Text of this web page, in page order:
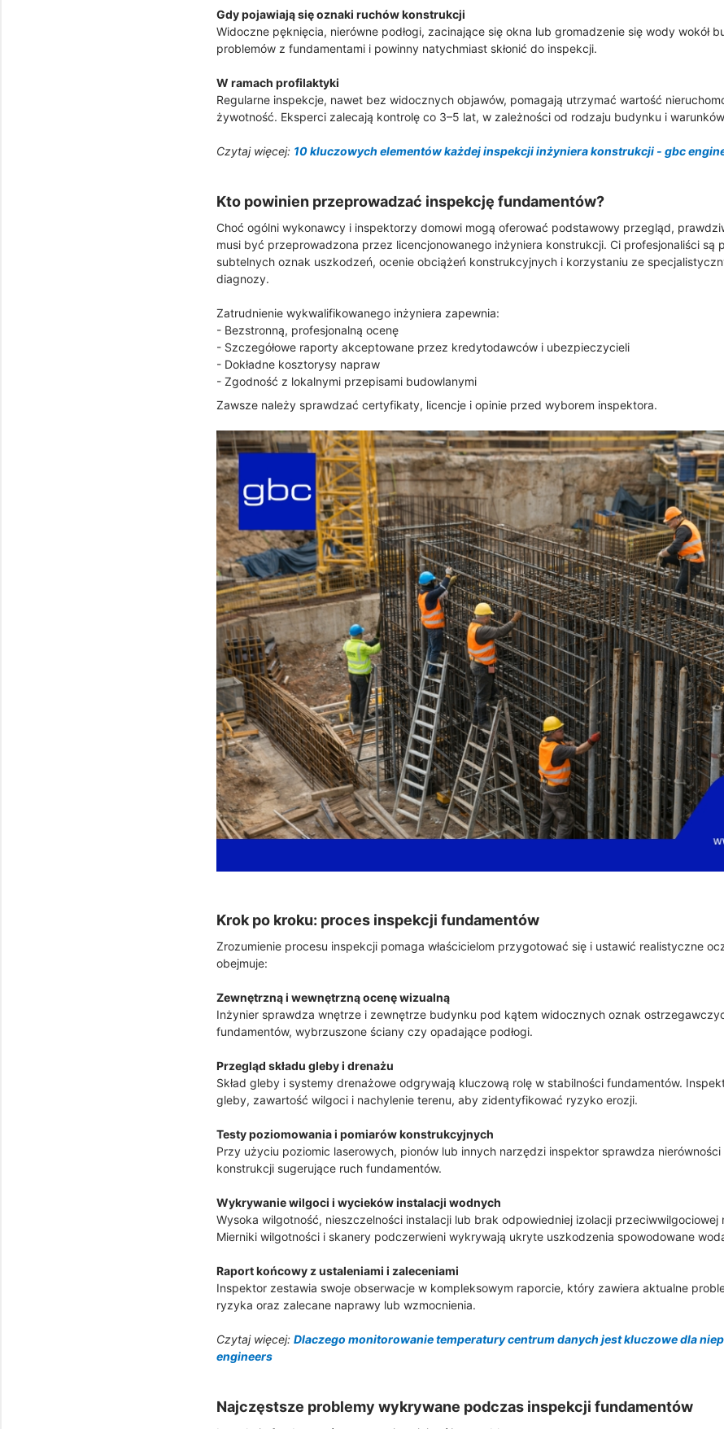
Gdy pojawiają się oznaki ruchów konstrukcji
Widoczne pęknięcia, nierówne podłogi, zacinające się okna lub gromadzenie się wody wokół
problemów z fundamentami i powinny natychmiast skłonić do inspekcji.
W ramach profilaktyki
Regularne inspekcje, nawet bez widocznych objawów, pomagają utrzymać wartość
żywotność. Eksperci zalecają kontrolę co 3–5 lat, w zależności od rodzaju budynku i
Czytaj więcej: 10 kluczowych elementów każdej inspekcji inżyniera konstrukcji - gbc
Kto powinien przeprowadzać inspekcję fundamentów?
Choć ogólni wykonawcy i inspektorzy domowi mogą oferować podstawowy przegląd,
musi być przeprowadzona przez licencjonowanego inżyniera konstrukcji. Ci profesjonaliści są
subtelnych oznak uszkodzeń, ocenie obciążeń konstrukcyjnych i korzystaniu ze
diagnozy.
Zatrudnienie wykwalifikowanego inżyniera zapewnia:
- Bezstronną, profesjonalną ocenę
- Szczegółowe raporty akceptowane przez kredytodawców i ubezpieczycieli
- Dokładne kosztorysy napraw
- Zgodność z lokalnymi przepisami budowlanymi
Zawsze należy sprawdzać certyfikaty, licencje i opinie przed wyborem inspektora.
Krok po kroku: proces inspekcji fundamentów
Zrozumienie procesu inspekcji pomaga właścicielom przygotować się i ustawić realistyczne
obejmuje:
Zewnętrzną i wewnętrzną ocenę wizualną
Inżynier sprawdza wnętrze i zewnętrze budynku pod kątem widocznych oznak
fundamentów, wybrzuszone ściany czy opadające podłogi.
Przegląd składu gleby i drenażu
Skład gleby i systemy drenażowe odgrywają kluczową rolę w stabilności fundamentów.
gleby, zawartość wilgoci i nachylenie terenu, aby zidentyfikować ryzyko erozji.
Testy poziomowania i pomiarów konstrukcyjnych
Przy użyciu poziomic laserowych, pionów lub innych narzędzi inspektor sprawdza nierówności
konstrukcji sugerujące ruch fundamentów.
Wykrywanie wilgoci i wycieków instalacji wodnych
Wysoka wilgotność, nieszczelności instalacji lub brak odpowiedniej izolacji przeciwwilgociowej
Mierniki wilgotności i skanery podczerwieni wykrywają ukryte uszkodzenia spowodowane
Raport końcowy z ustaleniami i zaleceniami
Inspektor zestawia swoje obserwacje w kompleksowym raporcie, który zawiera aktualne
ryzyka oraz zalecane naprawy lub wzmocnienia.
Czytaj więcej: Dlaczego monitorowanie temperatury centrum danych jest kluczowe dla
engineers
Najczęstsze problemy wykrywane podczas inspekcji fundamentów